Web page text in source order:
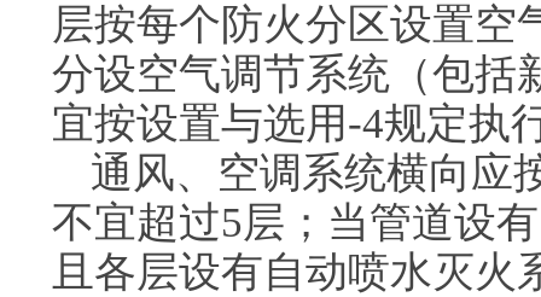
层按每个防火分区设置空
分设空气调节系统（包括
宜按设置与选用-4规定执
通风、空调系统横向应
不宜超过5层；当管道设
且各层设有自动喷水灭火